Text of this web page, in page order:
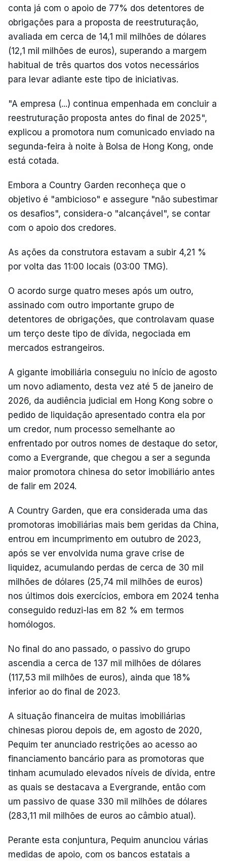
conta já com o apoio de 77% dos detentores de
obrigações para a proposta de reestruturação,
avaliada em cerca de 14,1 mil milhões de dólares
(12,1 mil milhões de euros), superando a margem
habitual de três quartos dos votos necessários
para levar adiante este tipo de iniciativas.
"A empresa (...) continua empenhada em concluir a
reestruturação proposta antes do final de 2025",
explicou a promotora num comunicado enviado na
segunda-feira à noite à Bolsa de Hong Kong, onde
está cotada.
Embora a Country Garden reconheça que o
objetivo é "ambicioso" e assegure "não subestimar
os desafios", considera-o "alcançável", se contar
com o apoio dos credores.
As ações da construtora estavam a subir 4,21 %
por volta das 11:00 locais (03:00 TMG).
O acordo surge quatro meses após um outro,
assinado com outro importante grupo de
detentores de obrigações, que controlavam quase
um terço deste tipo de dívida, negociada em
mercados estrangeiros.
A gigante imobiliária conseguiu no início de agosto
um novo adiamento, desta vez até 5 de janeiro de
2026, da audiência judicial em Hong Kong sobre o
pedido de liquidação apresentado contra ela por
um credor, num processo semelhante ao
enfrentado por outros nomes de destaque do setor,
como a Evergrande, que chegou a ser a segunda
maior promotora chinesa do setor imobiliário antes
de falir em 2024.
A Country Garden, que era considerada uma das
promotoras imobiliárias mais bem geridas da China,
entrou em incumprimento em outubro de 2023,
após se ver envolvida numa grave crise de
liquidez, acumulando perdas de cerca de 30 mil
milhões de dólares (25,74 mil milhões de euros)
nos últimos dois exercícios, embora em 2024 tenha
conseguido reduzi-las em 82 % em termos
homólogos.
No final do ano passado, o passivo do grupo
ascendia a cerca de 137 mil milhões de dólares
(117,53 mil milhões de euros), ainda que 18%
inferior ao do final de 2023.
A situação financeira de muitas imobiliárias
chinesas piorou depois de, em agosto de 2020,
Pequim ter anunciado restrições ao acesso ao
financiamento bancário para as promotoras que
tinham acumulado elevados níveis de dívida, entre
as quais se destacava a Evergrande, então com
um passivo de quase 330 mil milhões de dólares
(283,11 mil milhões de euros ao câmbio atual).
Perante esta conjuntura, Pequim anunciou várias
medidas de apoio, com os bancos estatais a